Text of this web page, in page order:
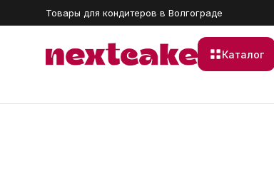
Товары для кондитеров в Волгограде
Каталог